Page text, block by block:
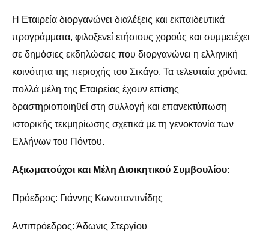
Η Εταιρεία διοργανώνει διαλέξεις και εκπαιδευτικά
προγράμματα, φιλοξενεί ετήσιους χορούς και συμμετέχει
σε δημόσιες εκδηλώσεις που διοργανώνει η ελληνική
κοινότητα της περιοχής του Σικάγο. Τα τελευταία χρόνια,
πολλά μέλη της Εταιρείας έχουν επίσης
δραστηριοποιηθεί στη συλλογή και επανεκτύπωση
ιστορικής τεκμηρίωσης σχετικά με τη γενοκτονία των
Ελλήνων του Πόντου.
Αξιωματούχοι και Μέλη Διοικητικού Συμβουλίου:
Πρόεδρος: Γιάννης Κωνσταντινίδης
Αντιπρόεδρος: Άδωνις Στεργίου